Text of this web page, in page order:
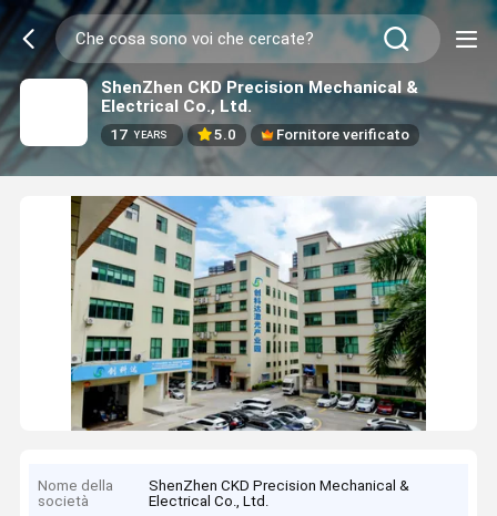
ShenZhen CKD Precision Mechanical &
Electrical Co., Ltd.
17 YEARS 5.0 Fornitore verificato
Nome della
società
ShenZhen CKD Precision Mechanical &
Electrical Co., Ltd.